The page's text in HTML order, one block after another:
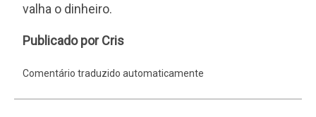
valha o dinheiro.
Cris
Publicado por Cris
Comentário traduzido automaticamente